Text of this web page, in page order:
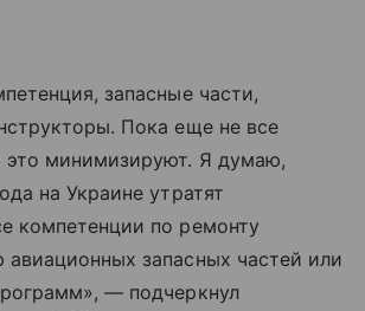
запасные части,
Пока еще не все
это минимизируют. Я думаю,
на Украине утратят
компетенции по ремонту
авиационных запасных частей или
— подчеркнул